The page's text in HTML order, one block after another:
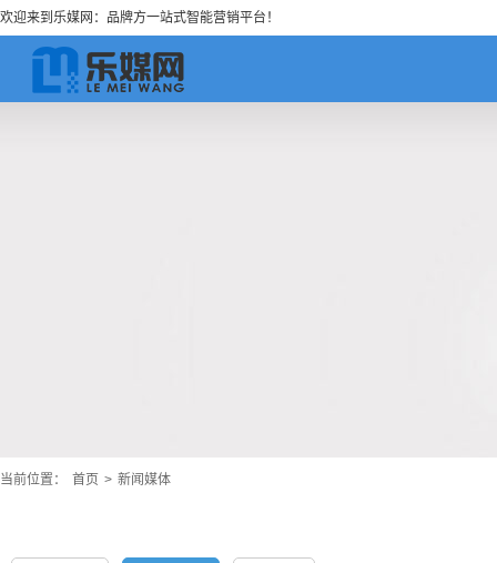
欢迎来到乐媒网：品牌方一站式智能营销平台！
当前位置： 首页 > 新闻媒体